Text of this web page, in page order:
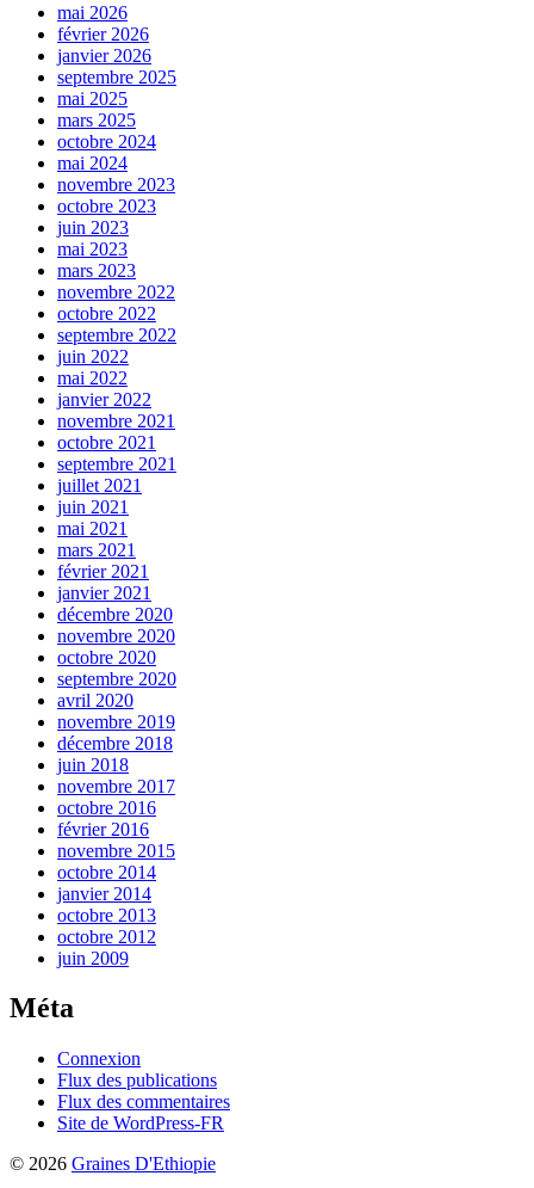
mai 2026
février 2026
janvier 2026
septembre 2025
mai 2025
mars 2025
octobre 2024
mai 2024
novembre 2023
octobre 2023
juin 2023
mai 2023
mars 2023
novembre 2022
octobre 2022
septembre 2022
juin 2022
mai 2022
janvier 2022
novembre 2021
octobre 2021
septembre 2021
juillet 2021
juin 2021
mai 2021
mars 2021
février 2021
janvier 2021
décembre 2020
novembre 2020
octobre 2020
septembre 2020
avril 2020
novembre 2019
décembre 2018
juin 2018
novembre 2017
octobre 2016
février 2016
novembre 2015
octobre 2014
janvier 2014
octobre 2013
octobre 2012
juin 2009
Méta
Connexion
Flux des publications
Flux des commentaires
Site de WordPress-FR
© 2026 Graines D'Ethiopie